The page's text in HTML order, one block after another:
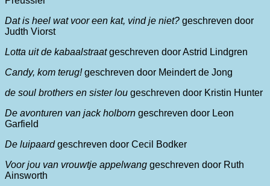
Dat is heel wat voor een kat, vind je niet? geschreven door
Judth Viorst
Lotta uit de kabaalstraatgeschreven door Astrid Lindgren
Candy, kom terug!geschreven door Meindert de Jong
de soul brothers en sister lou geschreven door Kristin Hunter
De avonturen van jack holborn geschreven door Leon
Garfield
De luipaardgeschreven door Cecil Bodker
Voor jou van vrouwtje appelwang geschreven door Ruth
Ainsworth